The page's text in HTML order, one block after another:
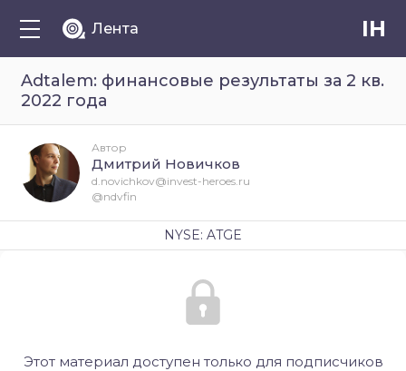
Лента IH
Adtalem: финансовые результаты за 2 кв.
2022 года
Этот материал доступен только для подписчиков
Автор
Дмитрий Новичков
d.novichkov@invest-heroes.ru
@ndvfin
NYSE: ATGE